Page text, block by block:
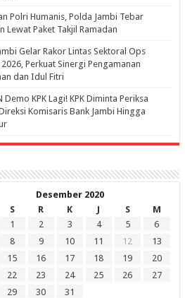
Polri Humanis, Polda Jambi Tebar
Lewat Paket Takjil Ramadan
Gelar Rakor Lintas Sektoral Ops
Perkuat Sinergi Pengamanan
dan Idul Fitri
Demo KPK Lagi! KPK Diminta Periksa
Komisaris Bank Jambi Hingga
Desember 2020
S R K J S
M
1
2 3 4 5
6
8 9 10 11 12
13
15 16 17 18 19
20
22 23 24 25 26
27
29 30
31